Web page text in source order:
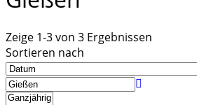
Zeige 1-3 von 3 Ergebnissen
Sortieren nach